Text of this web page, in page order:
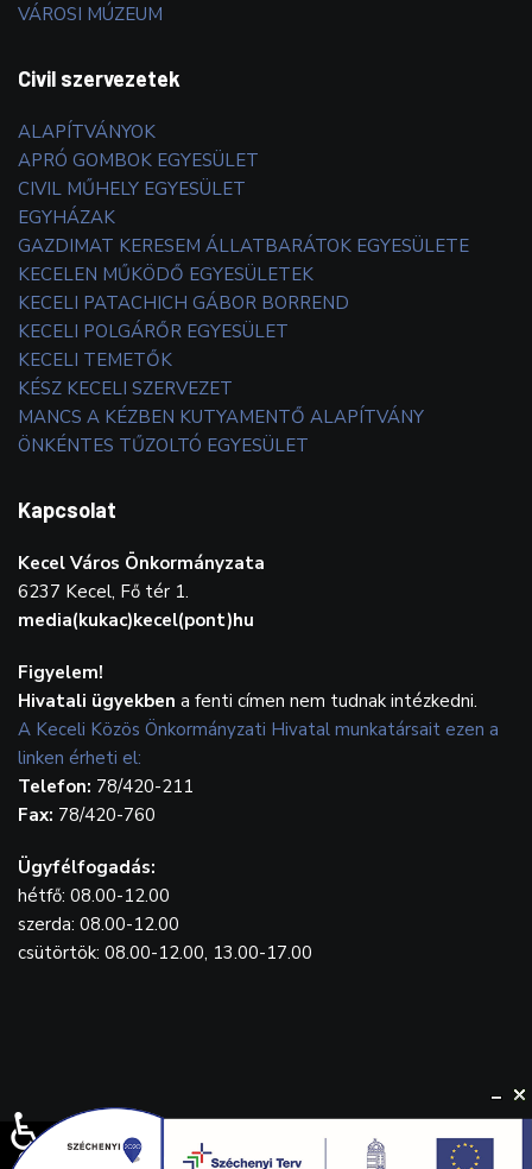
VÁROSI MÚZEUM
Civil szervezetek
ALAPÍTVÁNYOK
APRÓ GOMBOK EGYESÜLET
CIVIL MŰHELY EGYESÜLET
EGYHÁZAK
GAZDIMAT KERESEM ÁLLATBARÁTOK EGYESÜLETE
KECELEN MŰKÖDŐ EGYESÜLETEK
KECELI PATACHICH GÁBOR BORREND
KECELI POLGÁRŐR EGYESÜLET
KECELI TEMETŐK
KÉSZ KECELI SZERVEZET
MANCS A KÉZBEN KUTYAMENTŐ ALAPÍTVÁNY
ÖNKÉNTES TŰZOLTÓ EGYESÜLET
Kapcsolat
Kecel Város Önkormányzata
6237 Kecel, Fő tér 1.
media(kukac)kecel(pont)hu
Figyelem!
Hivatali ügyekben a fenti címen nem tudnak intézkedni.
A Keceli Közös Önkormányzati Hivatal munkatársait ezen a
linken érheti el:
Telefon: 78/420-211
Fax: 78/420-760
Ügyfélfogadás:
hétfő: 08.00-12.00
szerda: 08.00-12.00
csütörtök: 08.00-12.00, 13.00-17.00
© {2023} Kecel.hu. Designed byWebGrafika.hu